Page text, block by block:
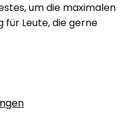
um die maximalen
für Leute, die gerne